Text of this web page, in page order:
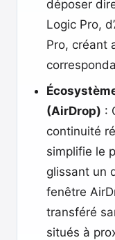
déposer
Logic Pro,
Pro, créant
(AirDrop) :
continuité
simplifie le
glissant un
fenêtre
transféré
situés à